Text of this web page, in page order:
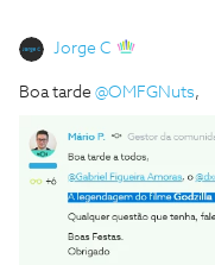
Jorge C
Boa tarde @OMFGNuts,